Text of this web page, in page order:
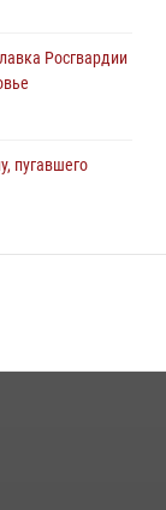
Росгвардии
пугавшего